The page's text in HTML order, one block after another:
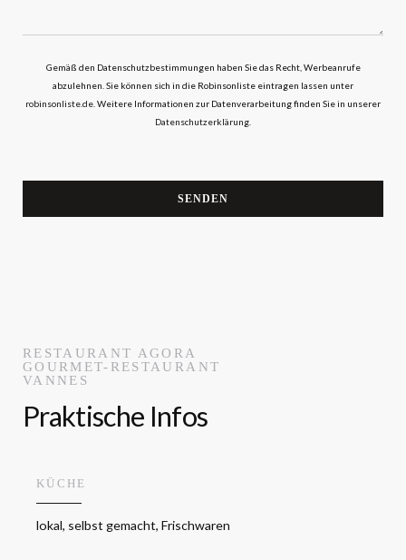
Gemäß den Datenschutzbestimmungen haben Sie das Recht, Werbeanrufe
abzulehnen. Sie können sich in die Robinsonliste eintragen lassen unter
robinsonliste.de . Weitere Informationen zur Datenverarbeitung finden Sie in unserer
Datenschutzerklärung
RESTAURANT AGORA
GOURMET-RESTAURANT
VANNES
Praktische Infos
KÜCHE
lokal, selbst gemacht, Frischwaren